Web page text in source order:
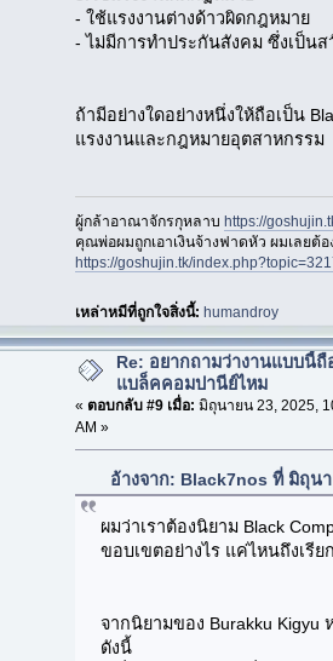
- ใช้แรงงานต่างด้าวผิดกฎหมาย
- ไม่มีการทำประกันสังคม ซึ่งเป็น
ถ้ามีอย่างใดอย่างหนึ่งให้ถือเป็น
แรงงานและกฎหมายอุตสาหกรรม
ผู้กล้าอาณาจักรกุหลาบ https://
คุณพ่อผมถูกเอาเงินจ้างฟาดหัว ผมเลยต้
https://goshujin.tk/
เหล่าหมีที่ถูกใจสิ่งนี้: humandroy
Re: อยากถามว่างานแบบนี้ถื
แบล็คคอมปานีย์ไหม
« ตอบกลับ #9 เมื่อ: มิถุนายน 23, 2025,
AM »
อ้างจาก: Black7nos ที่ มิถุน
ผมว่าเราต้องนิยาม Black
ขอบเขตอย่างไร แค่ไหนถึงเรีย
จากนิยามของ Burakku Kigyu
ดังนี้